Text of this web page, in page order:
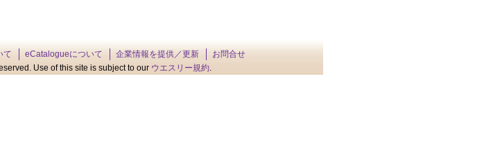
て eCatalogueについて 企業情報を提供／更新
お問合せ
Use of this site is subject to our ウエスリー規約.